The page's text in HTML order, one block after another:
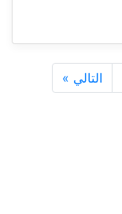
التالي »